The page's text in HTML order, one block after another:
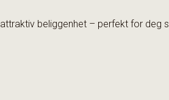
beliggenhet – perfekt for deg